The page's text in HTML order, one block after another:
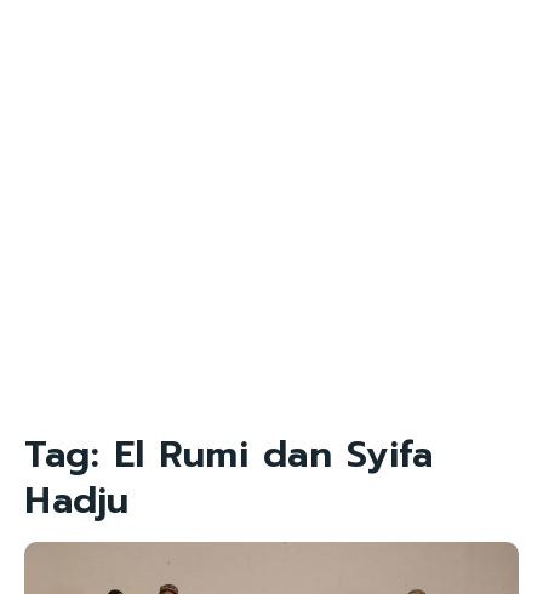
Tag: El Rumi dan Syifa
Hadju